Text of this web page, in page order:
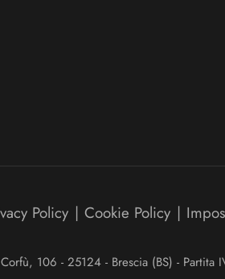
Policy | Cookie Policy |
106 - 25124 - Brescia (BS) -